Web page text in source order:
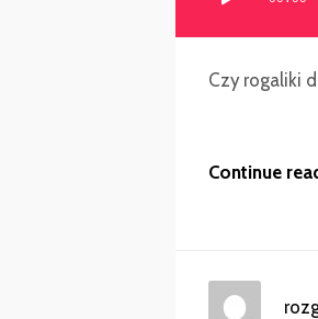
plików
dźwiękowych
Czy rogaliki
Continue